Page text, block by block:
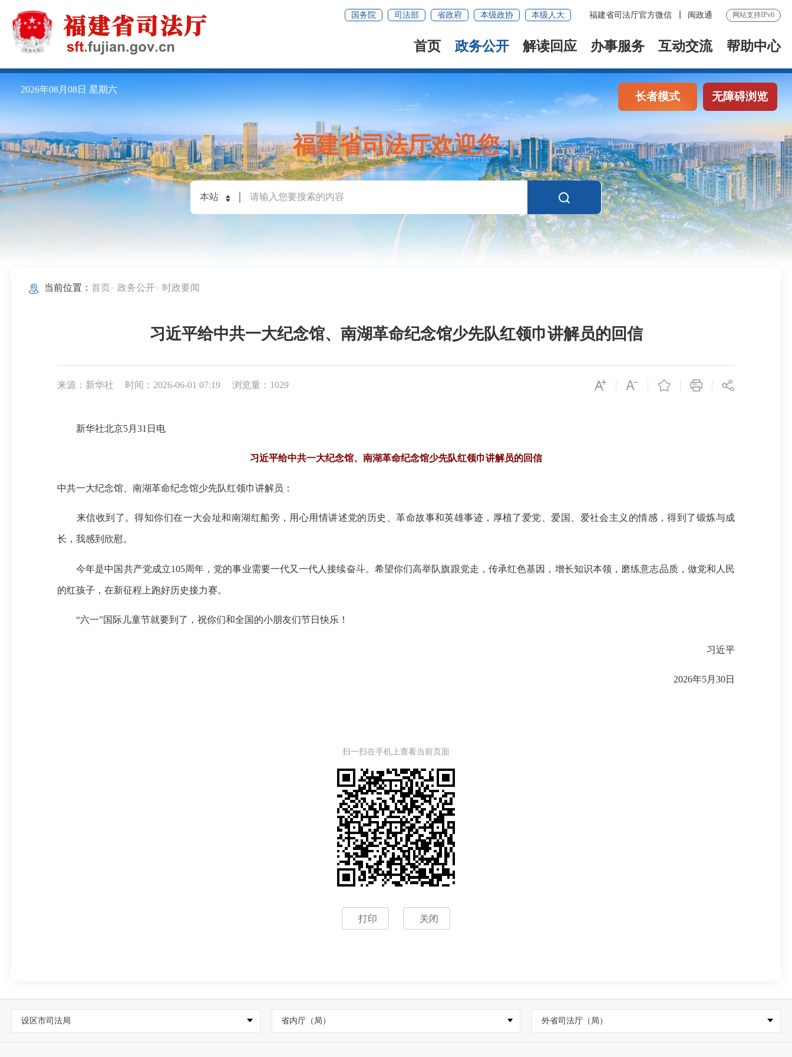
国务院 司法部 省政府 本级政协 本级人大 福建省司法厅官方微信 闽政通 网站支持IPv6
首页 政务公开 解读回应 办事服务 互动交流 帮助中心
2026年08月08日 星期六
福建省司法厅欢迎您
长者模式 无障碍浏览
当前位置：首页 政务公开 时政要闻
习近平给中共一大纪念馆、南湖革命纪念馆少先队红领巾讲解员的回信
来源：新华社 时间：2026-06-01 07:19 浏览量：1029
新华社北京5月31日电
习近平给中共一大纪念馆、南湖革命纪念馆少先队红领巾讲解员的回信
中共一大纪念馆、南湖革命纪念馆少先队红领巾讲解员：
来信收到了。得知你们在一大会址和南湖红船旁，用心用情讲述党的历史、革命故事和英雄事迹，厚植了爱党、爱国、爱社会主义的情感，得到了锻炼与成
长，我感到欣慰。
今年是中国共产党成立105周年，党的事业需要一代又一代人接续奋斗。希望你们高举队旗跟党走，传承红色基因，增长知识本领，磨练意志品质，做党和人民
的红孩子，在新征程上跑好历史接力赛。
“六一”国际儿童节就要到了，祝你们和全国的小朋友们节日快乐！
习近平
2026年5月30日
扫一扫在手机上查看当前页面
打印 关闭
设区市司法局 省内厅（局） 外省司法厅（局）